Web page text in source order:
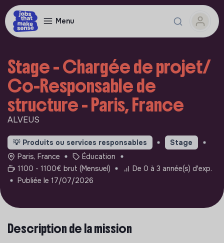
Menu
Stage - Chargée de projet/
Co-Responsable de
structure - Paris, France
ALVEUS
💡 Produits ou services responsables
Stage
Paris, France
Éducation
1100 - 1100€ brut (Mensuel)
De 0 à 3 année(s) d'exp.
Publiée le 17/07/2026
Description de la mission